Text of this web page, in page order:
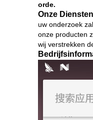
orde.
Onze Diensten
uw onderzoek
onze producten
wij verstrekken